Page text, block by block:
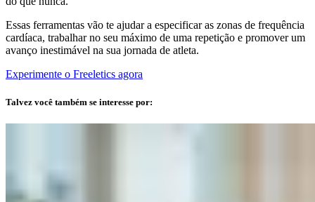
Essas ferramentas vão te ajudar a especificar as zonas de frequência
cardíaca, trabalhar no seu máximo de uma repetição e promover um
avanço inestimável na sua jornada de atleta.
Experimente o Freeletics agora
Talvez você também se interesse por: